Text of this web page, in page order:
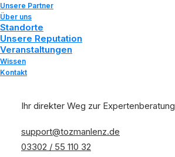
Unsere Partner
Über uns
Standorte
Unsere Reputation
Veranstaltungen
Wissen
Kontakt
Ihr direkter Weg zur Expertenberatung
support@tozmanlenz.de
03302 / 55 110 32